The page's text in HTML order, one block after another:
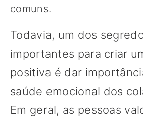
comuns.
Todavia, um dos
importantes para criar
positiva é dar
saúde emocional dos
Em geral, as pessoas